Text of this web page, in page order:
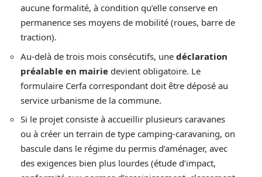
aucune formalité, à condition qu’elle conserve en
permanence ses moyens de mobilité (roues, barre de
traction).
Au-delà de trois mois consécutifs, une déclaration
préalable en mairie devient obligatoire. Le
formulaire Cerfa correspondant doit être déposé au
service urbanisme de la commune.
Si le projet consiste à accueillir plusieurs caravanes
ou à créer un terrain de type camping-caravaning, on
bascule dans le régime du permis d’aménager, avec
des exigences bien plus lourdes (étude d’impact,